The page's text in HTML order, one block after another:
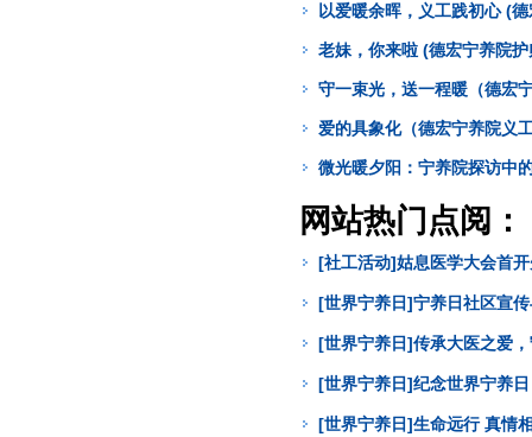
以爱暖余晖，义工践初心 (
老妹，你来啦 (德宏宁养院
守一束光，送一程暖（德宏
爱的具象化（德宏宁养院义
微光暖夕阳：宁养院探访中
网站热门点阅：
[社工活动]姑息医学大会首
[世界宁养日]宁养日社区宣
[世界宁养日]传承大医之爱
[世界宁养日]纪念世界宁养
[世界宁养日]生命远行 真情